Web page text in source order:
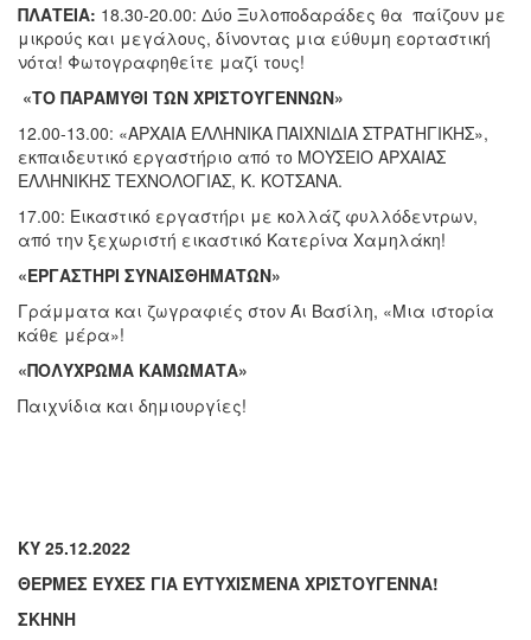
ΠΛΑΤΕΙΑ: 18.30-20.00: Δύο Ξυλοποδαράδες θα παίζουν με
μικρούς και μεγάλους, δίνοντας μια εύθυμη εορταστική
νότα! Φωτογραφηθείτε μαζί τους!
«ΤΟ ΠΑΡΑΜΥΘΙ ΤΩΝ ΧΡΙΣΤΟΥΓΕΝΝΩΝ»
12.00-13.00: «ΑΡΧΑΙΑ ΕΛΛΗΝΙΚΑ ΠΑΙΧΝΙΔΙΑ ΣΤΡΑΤΗΓΙΚΗΣ»,
εκπαιδευτικό εργαστήριο από το ΜΟΥΣΕΙΟ ΑΡΧΑΙΑΣ
ΕΛΛΗΝΙΚΗΣ ΤΕΧΝΟΛΟΓΙΑΣ, Κ. ΚΟΤΣΑΝΑ.
17.00: Εικαστικό εργαστήρι με κολλάζ φυλλόδεντρων,
από την ξεχωριστή εικαστικό Κατερίνα Χαμηλάκη!
«ΕΡΓΑΣΤΗΡΙ ΣΥΝΑΙΣΘΗΜΑΤΩΝ»
Γράμματα και ζωγραφιές στον Άι Βασίλη, «Μια ιστορία
κάθε μέρα»!
«ΠΟΛΥΧΡΩΜΑ ΚΑΜΩΜΑΤΑ»
Παιχνίδια και δημιουργίες!
ΚΥ 25.12.2022
ΘΕΡΜΕΣ ΕΥΧΕΣ ΓΙΑ ΕΥΤΥΧΙΣΜΕΝΑ ΧΡΙΣΤΟΥΓΕΝΝΑ!
ΣΚΗΝΗ